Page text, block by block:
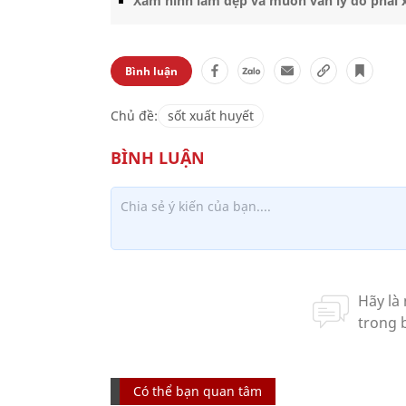
Bình luận
Chủ đề: sốt xuất huyết
Có thể bạn quan tâm